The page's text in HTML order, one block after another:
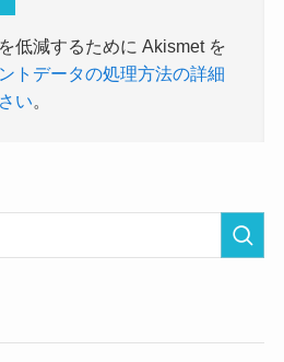
低減するために Akismet を
トデータの処理方法の詳細
い。